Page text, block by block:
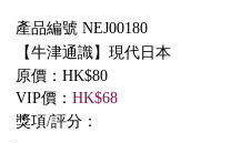
產品編號 NEJ00180
【牛津通識】現代日本
原價：HK$80
VIP價： HK$68
獎項/評分：